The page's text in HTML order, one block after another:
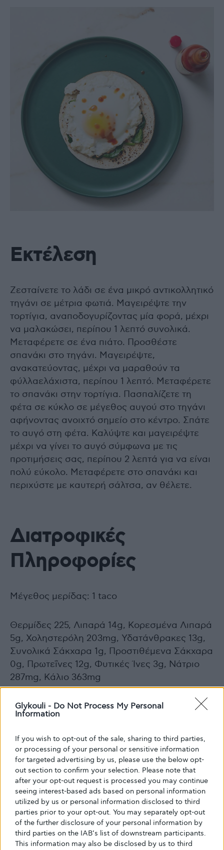
Glykouli - Do Not Process My Personal
Information
If you wish to opt-out of the sale, sharing to third parties,
or processing of your personal or sensitive information
for targeted advertising by us, please use the below opt-
out section to confirm your selection. Please note that
after your opt-out request is processed you may continue
seeing interest-based ads based on personal information
utilized by us or personal information disclosed to third
parties prior to your opt-out. You may separately opt-out
of the further disclosure of your personal information by
third parties on the IAB’s list of downstream participants.
This information may also be disclosed by us to third
Εκτέλεση
Ζεσταίνετε το λάδι σε ένα μικρό αντικολλητικό
τηγάνι σε μέτρια φωτιά. Μαγειρέψτε την
τορτίγια, αναποδογυρίζοντας μία φορά, μέχρι
να μαλακώσει, περίπου 1 λεπτό συνολικά.
Μεταφέρετε σε ένα πιάτο. Προσθέστε
σπανάκι στο τηγάνι. Μαγειρέψτε,
ανακατεύοντας, μέχρι να μαραθούν τα
φύλλαελάχιστα, περίπου 1 λεπτό. Μεταφέρετε
το σπανάκι στην τορτίγια. Πασπαλίζετε τη
φέτα σε κύκλο σε μέγεθος αυγού στο τηγάνι
αφήνοντας ανοιχτό σημείο στο κέντρο. Σπάτε
το αυγό στη φέτα. Καλύψτε και μαγειρέψτε
μέχρι να γίνει το αυγό σύμφωνα με τις
προτιμήσεις σας, περίπου 2 λεπτά για να είναι
πολύ εύκολο. Μεταφέρετε στο σπανάκι και
περιχύστε με καυτερή σάλτσα, αν θέλετε.
Διατροφικές
Πληροφορίες
Μέγεθος μερίδας: 1 taco
Θερμίδες 225, Λιπαρά 14g, Κορεσμένα Λιπαρά
5g, Χοληστερόλη 203mg, Υδατάνθρακες 13g,
Συνολικά Σάκχαρα 1g, Προστιθέμενα Σάκχαρα
0g, Πρωτεΐνες 12g, Φυτικές Ίνες 3g, Νάτριο
287mg, Κάλιο 363mg
diabetes
Σακχαρώδης διαβήτης
Συνταγή
Share Tweet